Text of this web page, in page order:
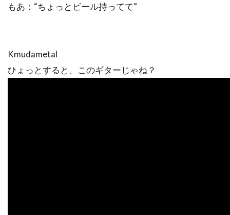
もあ：“ちょっとビール持ってて”
Kmudametal
ひょっとすると、このギターじゃね？